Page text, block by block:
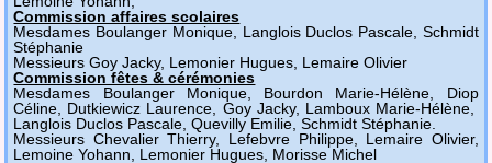
Commission affaires scolaires
Mesdames Boulanger Monique, Langlois Duclos Pascale, Schmidt
Stéphanie
Messieurs Goy Jacky, Lemonier Hugues, Lemaire Olivier
Commission fêtes & cérémonies
Mesdames Boulanger Monique, Bourdon Marie-Hélène, Diop
Céline, Dutkiewicz Laurence, Goy Jacky, Lamboux Marie-Hélène,
Langlois Duclos Pascale, Quevilly Emilie, Schmidt Stéphanie.
Messieurs Chevalier Thierry, Lefebvre Philippe, Lemaire Olivier,
Lemoine Yohann, Lemonier Hugues, Morisse Michel